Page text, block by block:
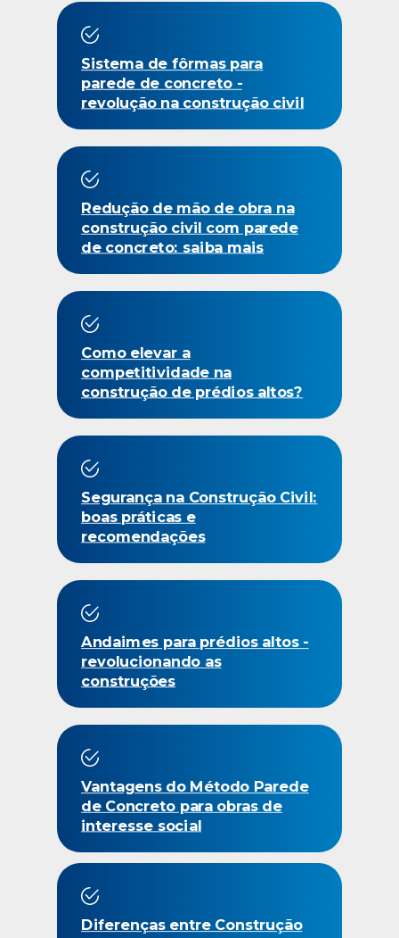
Como elevar a
competitividade na
construção de prédios altos?
Segurança na Construção Civil:
boas práticas e
recomendações
Redução de mão de obra na
construção civil com parede
de concreto: saiba mais
Sistema de fôrmas para
parede de concreto -
revolução na construção civil
Andaimes para prédios altos -
revolucionando as
construções
Vantagens do Método Parede
de Concreto para obras de
interesse social
Diferenças entre Construção